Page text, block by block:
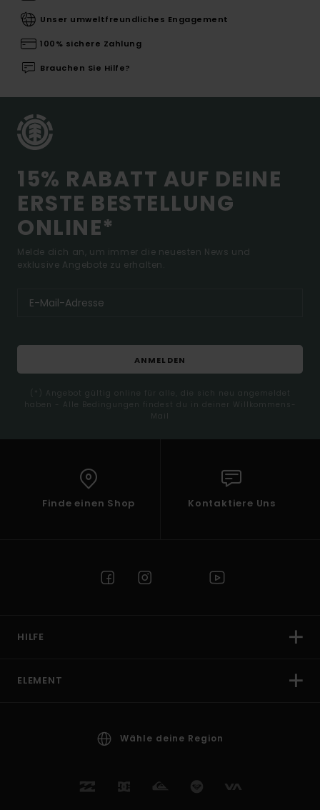
Unser umweltfreundliches Engagement
100% sichere Zahlung
Brauchen Sie Hilfe?
15% RABATT AUF DEINE
ERSTE BESTELLUNG
ONLINE*
Melde dich an, um immer die neuesten News und
exklusive Angebote zu erhalten.
ANMELDEN
(*) Angebot gültig online für alle, die sich neu angemeldet
haben - Alle Bedingungen findest du in deiner Willkommens-
Mail
Finde einen Shop Kontaktiere Uns
HILFE
ELEMENT
Wähle deine Region